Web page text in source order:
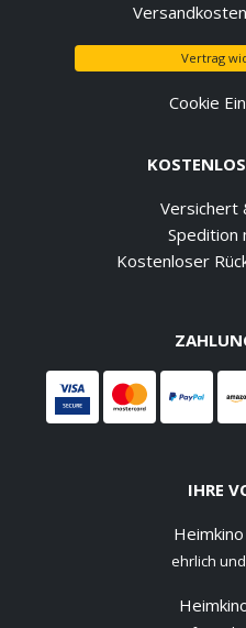
Vertrag
Cookie
Versichert
Spedition
Kostenloser
IHRE
ehrlich